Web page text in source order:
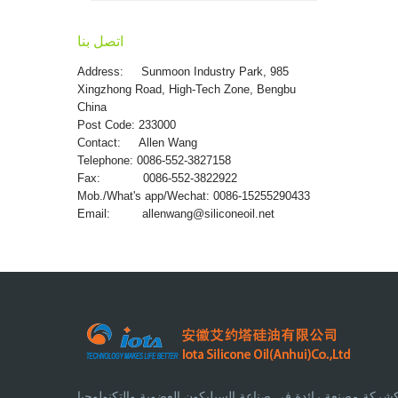
اتصل بنا
Address: Sunmoon Industry Park, 985
Xingzhong Road, High-Tech Zone, Bengbu
China
Post Code: 233000
Contact: Allen Wang
Telephone: 0086-552-3827158
Fax: 0086-552-3822922
Mob./What's app/Wechat: 0086-15255290433
Email: allenwang@siliconeoil.net